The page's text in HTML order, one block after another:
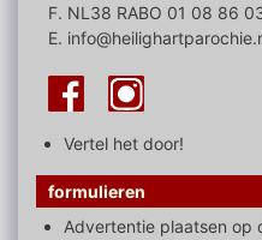
F. NL38 RABO 01 08 86
E.
Vertel het door!
formulieren
Advertentie plaatsen op